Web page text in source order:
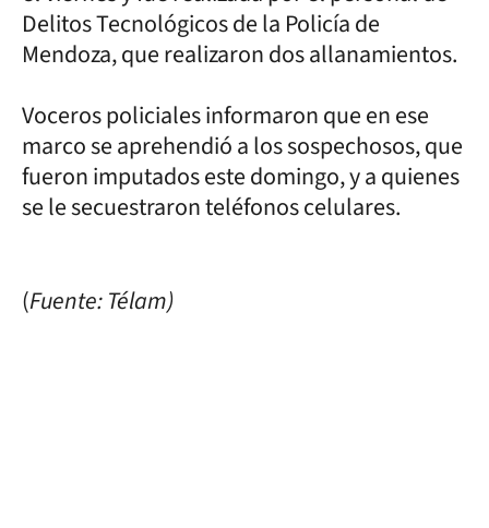
Delitos Tecnológicos de la Policía de
Mendoza, que realizaron dos allanamientos.
Voceros policiales informaron que en ese
marco se aprehendió a los sospechosos, que
fueron imputados este domingo, y a quienes
se le secuestraron teléfonos celulares.
(Fuente: Télam)